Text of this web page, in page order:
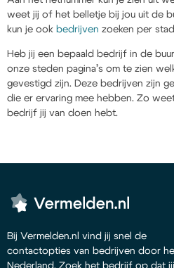
weet jij of het belletje bij jou uit de
kun je ook bedrijven zoeken per
Heb jij een bepaald bedrijf in de
onze steden pagina’s om te zien
gevestigd zijn. Deze bedrijven zijn
die er ervaring mee hebben. Zo
bedrijf jij van doen hebt.
Bij Vermelden.nl vind jij snel de
contactopties van bedrijven door
Nederland. Zoek het bedrijf op dat jij